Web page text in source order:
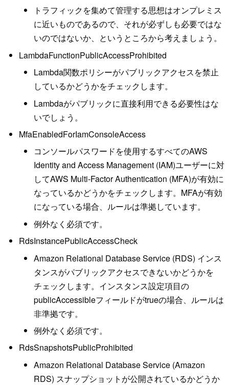
トラフィックを集めて管理する思想はオンプレミス
に近いものであるので、それが必ずしも必要ではな
いのではないか、というところから考えましょう。
LambdaFunctionPublicAccessProhibited
Lambda関数ポリシーがパブリックアクセスを禁止
しているかどうかをチェックします。
Lambdaがパブリックに直接利用できる必要性はな
いでしょう。
MfaEnabledForIamConsoleAccess
コンソールパスワードを使用するすべてのAWS
Identity and Access Management (IAM)ユーザーに対
してAWS Multi-Factor Authentication (MFA)が有効に
なっているかどうかをチェックします。MFAが有効
になっている場合、ルールは準拠しています。
例外なく必須です。
RdsInstancePublicAccessCheck
Amazon Relational Database Service (RDS) インス
タンスがパブリックアクセスできないかどうかを
チェックします。インスタンス設定項目の
publicAccessibleフィールドがtrueの場合、ルールは
非準拠です。
例外なく必須です。
RdsSnapshotsPublicProhibited
Amazon Relational Database Service (Amazon
RDS) スナップショットが公開されているかどうか